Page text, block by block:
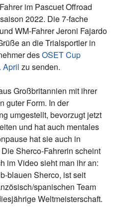
im Pascuet Offroad
2022. Die 7-fache
WM-Fahrer Jeroni Fajardo
an die Trialsportler in
desOSET Cup
April zu senden.
Großbritannien mit ihrer
guter Form. In der
umgestellt, bevorzugt jetzt
und hat auch mentales
hat sie auch in
Sherco-Fahrerin scheint
im Video sieht man ihr an:
blauen Sherco, ist seit
spanischen Team
Weltmeisterschaft.